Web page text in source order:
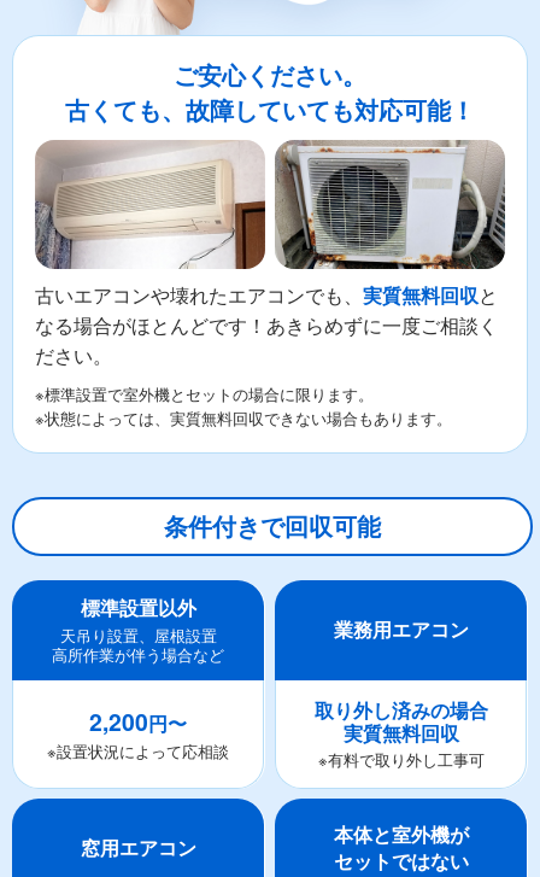
ご安心ください。
古くても、故障していても対応可能！
古いエアコンや壊れたエアコンでも、 実質無料回収と
なる場合がほとんどです！あきらめずに一度ご相談く
ださい。
※標準設置で室外機とセットの場合に限ります。
※状態によっては、実質無料回収できない場合もあります。
条件付きで回収可能
標準設置以外
天吊り設置、屋根設置
高所作業が伴う場合など
2,200円〜
※設置状況によって応相談
業務用エアコン
取り外し済みの場合
実質無料回収
※有料で取り外し工事可
窓用エアコン
本体と室外機が
セットではない